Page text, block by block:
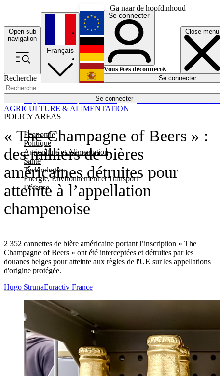
Ga naar de hoofdinhoud
Open sub
navigation
Close menu
Recherche
Se connecter
POLICY AREAS
Economie
Politique
Agriculture et Alimentation
Santé
Technologies
Energie, Environnement et Transport
Défense
Économie
Français
English
Deutsch
Español
Se connecter
Vous êtes déconnecté.
Se connecter
« The Champagne of Beers » :
des milliers de bières
américaines détruites pour
atteinte à l’appellation
champenoise
2 352 cannettes de bière américaine portant l’inscription « The
Champagne of Beers » ont été interceptées et détruites par les
douanes belges pour atteinte aux règles de l'UE sur les appellations
d'origine protégée.
AGRICULTURE & ALIMENTATION
Hugo StrunaEuractiv France